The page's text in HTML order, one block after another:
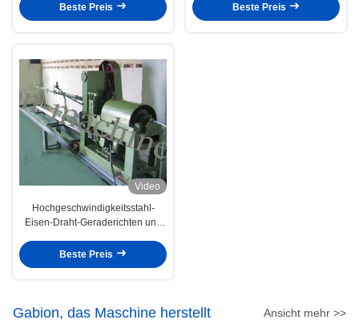
Beste Preis Beste Preis
Video
Hochgeschwindigkeitsstahl-
Eisen-Draht-Geraderichten und
Beste Preis
Gabion, das Maschine herstellt Ansicht mehr >>